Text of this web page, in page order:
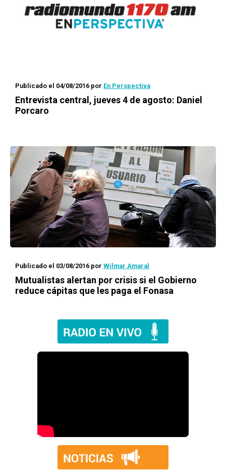
Publicado el 04/08/2016 por En Perspectiva
Entrevista central, jueves 4 de agosto: Daniel
Porcaro
Publicado el 03/08/2016 por Wilmar Amaral
Mutualistas alertan por crisis si el Gobierno
reduce cápitas que les paga el Fonasa